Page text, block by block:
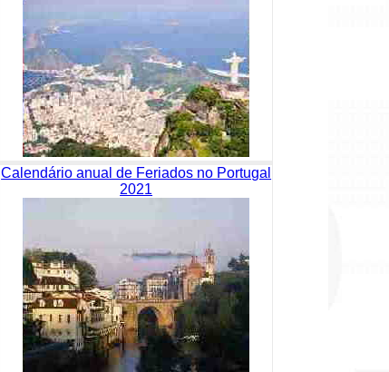
Calendário anual de Feriados no Portugal
2021